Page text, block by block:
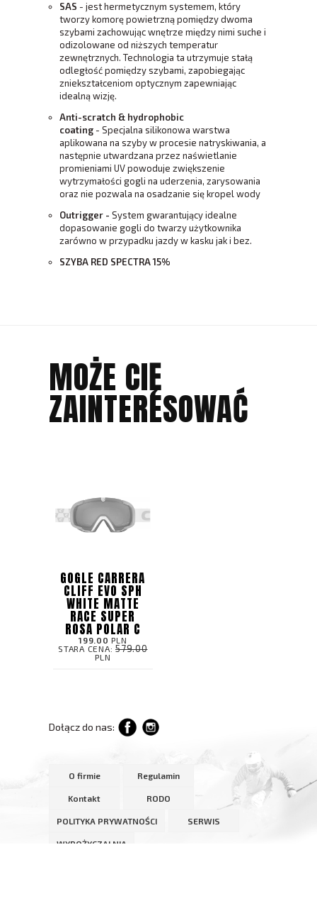
SAS - jest hermetycznym systemem, który
tworzy komorę powietrzną pomiędzy dwoma
szybami zachowując wnętrze między nimi suche i
odizolowane od niższych temperatur
zewnętrznych. Technologia ta utrzymuje stałą
odległość pomiędzy szybami, zapobiegając
zniekształceniom optycznym zapewniając
idealną wizję.
Anti-scratch & hydrophobic
coating - Specjalna silikonowa warstwa
aplikowana na szyby w procesie natryskiwania, a
następnie utwardzana przez naświetlanie
promieniami UV powoduje zwiększenie
wytrzymałości gogli na uderzenia, zarysowania
oraz nie pozwala na osadzanie się kropel wody
Outrigger - System gwarantujący idealne
dopasowanie gogli do twarzy użytkownika
zarówno w przypadku jazdy w kasku jak i bez.
SZYBA RED SPECTRA 15%
MOŻE CIĘ
ZAINTERESOWAĆ
GOGLE CARRERA
CLIFF EVO SPH
WHITE MATTE
RACE SUPER
ROSA POLAR C
199.00 PLN
STARA CENA: 579.00
PLN
Dołącz do nas:
O firmie Regulamin
Kontakt RODO
POLITYKA PRYWATNOŚCI SERWIS
WYPOŻYCZALNIA